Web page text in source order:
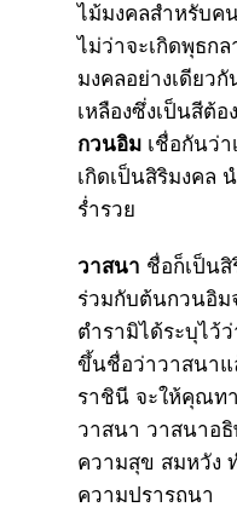
ไม้มงคลสำหรับค
ไม่ว่าจะเกิดพุธก
มงคลอย่างเดียว
เหลืองซึ่งเป็นสีต้อ
กวนอิม เชื่อกันว่
เกิดเป็นสิริมงคล
ร่ำรวย
วาสนา ชื่อก็เป็น
ร่วมกับต้นกวนอิม
ตำรามิได้ระบุไว้
ขึ้นชื่อว่าวาสนา
ราชินี จะให้คุณท
วาสนา วาสนาอธิ
ความสุข สมหวัง
ความปรารถนา